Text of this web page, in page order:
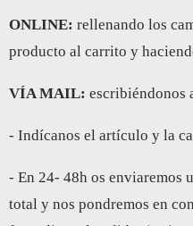
ONLINE: rellenando los
producto al carrito y
VÍA MAIL: escribiéndonos
- Indícanos el artículo y la
- En 24- 48h os enviaremos
total y nos pondremos en